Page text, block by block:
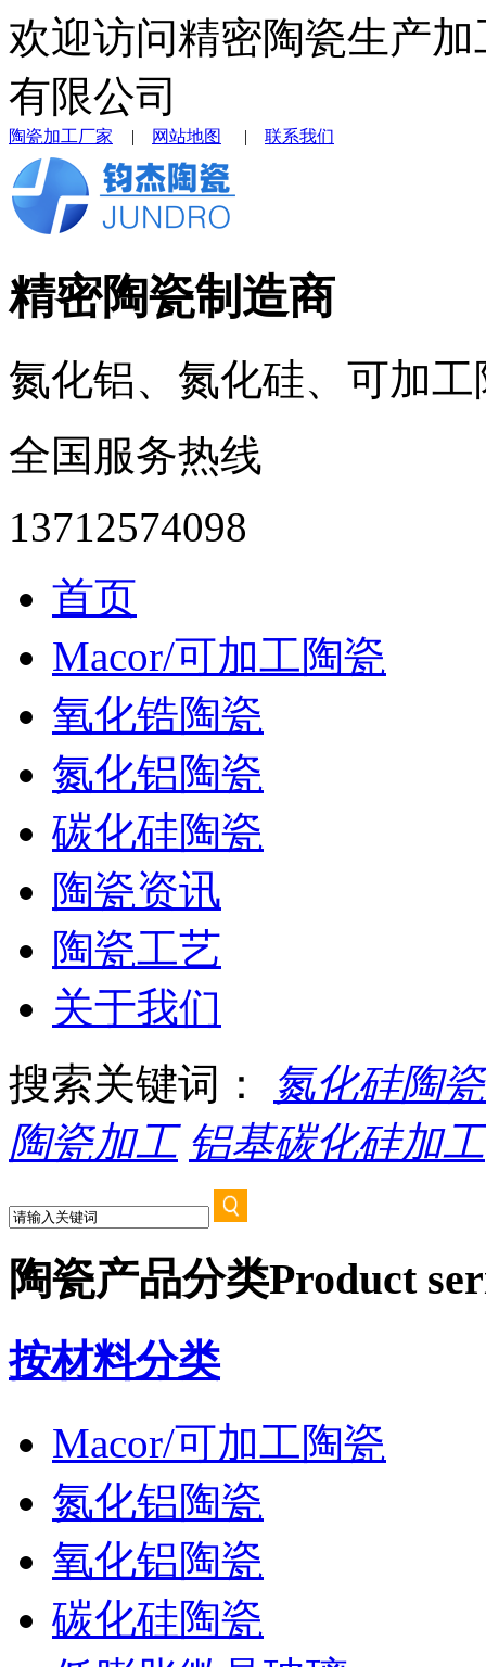
欢迎访问精密陶瓷生产
有限公司
陶瓷加工厂家 | 网站地图 | 联系我们
精密陶瓷制造商
氮化铝、氮化硅、可加
全国服务热线
13712574098
首页
Macor/可加工陶瓷
氧化锆陶瓷
氮化铝陶瓷
碳化硅陶瓷
陶瓷资讯
陶瓷工艺
关于我们
搜索关键词：
氮化硅陶
陶瓷加工 铝基碳化硅加工
陶瓷产品分类Product
按材料分类
Macor/可加工陶瓷
氮化铝陶瓷
氧化铝陶瓷
碳化硅陶瓷